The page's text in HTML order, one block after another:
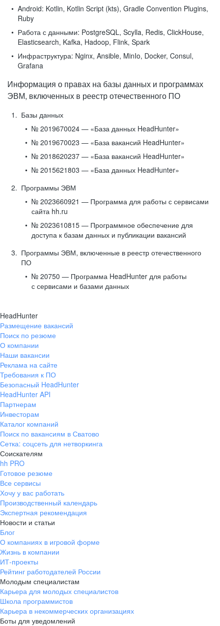
Android: Kotlin, Kotlin Script (kts), Gradle Convention Plugins,
Ruby
Работа с данными: PostgreSQL, Scylla, Redis, ClickHouse,
Elasticsearch, Kafka, Hadoop, Flink, Spark
Инфраструктура: Nginx, Ansible, MinIo, Docker, Consul,
Grafana
Информация о правах на базы данных и программах
ЭВМ, включенных в реестр отечественного ПО
Базы данных
№ 2019670024 — «База данных HeadHunter»
№ 2019670023 — «База вакансий HeadHunter»
№ 2018620237 — «База вакансий HeadHunter»
№ 2015621803 — «База данных HeadHunter»
Программы ЭВМ
№ 2023660921 — Программа для работы с сервисами
сайта hh.ru
№ 2023610815 — Программное обеспечение для
доступа к базам данных и публикации вакансий
Программы ЭВМ, включенные в реестр отечественного
ПО
№ 20750 — Программа HeadHunter для работы
с сервисами и базами данных
HeadHunter
Размещение вакансий
Поиск по резюме
О компании
Наши вакансии
Реклама на сайте
Требования к ПО
Безопасный HeadHunter
HeadHunter API
Партнерам
Инвесторам
Каталог компаний
Поиск по вакансиям в Сватово
Сетка: соцсеть для нетворкинга
Соискателям
hh PRO
Готовое резюме
Все сервисы
Хочу у вас работать
Производственный календарь
Экспертная рекомендация
Новости и статьи
Блог
О компаниях в игровой форме
Жизнь в компании
ИТ-проекты
Рейтинг работодателей России
Молодым специалистам
Карьера для молодых специалистов
Школа программистов
Карьера в некоммерческих организациях
Боты для уведомлений